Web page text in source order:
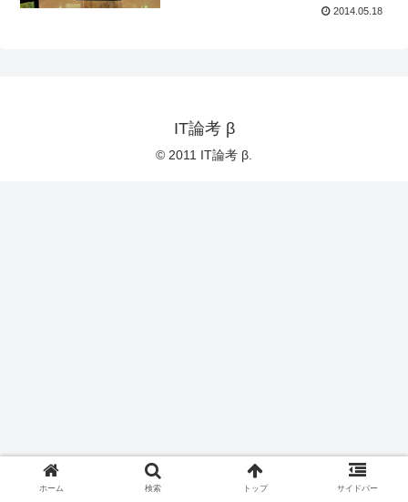
2014.05.18
IT論考 β
© 2011 IT論考 β.
ホーム 検索 トップ サイドバー